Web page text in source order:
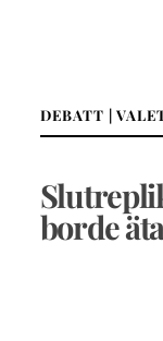
DEBATT |
borde